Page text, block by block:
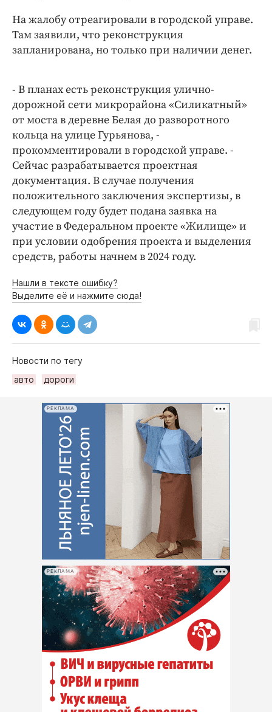
На жалобу отреагировали в городской управе.
Там заявили, что реконструкция
запланирована, но только при наличии денег.
- В планах есть реконструкция улично-
дорожной сети микрорайона «Силикатный»
от моста в деревне Белая до разворотного
кольца на улице Гурьянова, -
прокомментировали в городской управе. -
Сейчас разрабатывается проектная
документация. В случае получения
положительного заключения экспертизы, в
следующем году будет подана заявка на
участие в Федеральном проекте «Жилище» и
при условии одобрения проекта и выделения
средств, работы начнем в 2024 году.
Нашли в тексте ошибку?
Выделите её и нажмите сюда!
Новости по тегу
авто
дороги
РЕКЛАМА
РЕКЛАМА